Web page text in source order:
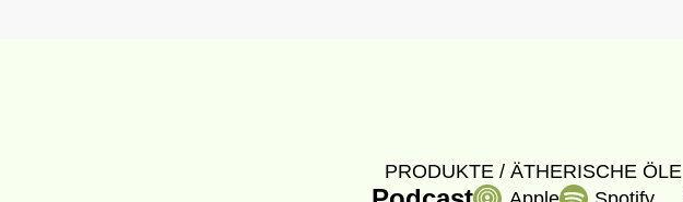
PRODUKTE / ÄTHERISCHE ÖLE